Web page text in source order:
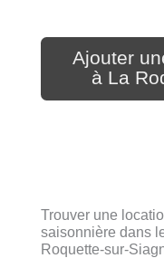
Ajouter
à La
Trouver une
saisonnière dans
Roquette-sur-